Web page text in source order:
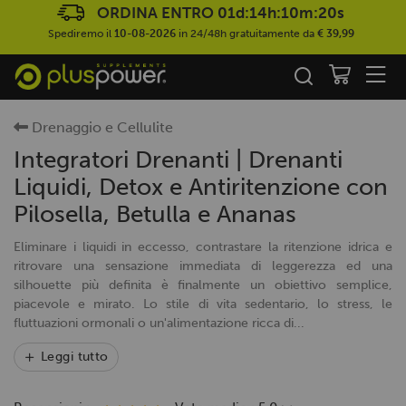
ORDINA ENTRO 01d:14h:10m:18s
Spediremo il 10-08-2026in 24/48h gratuitamente da € 39,99
Drenaggio e Cellulite
Integratori Drenanti | Drenanti
Liquidi, Detox e Antiritenzione con
Pilosella, Betulla e Ananas
Eliminare i liquidi in eccesso, contrastare la ritenzione idrica e
ritrovare una sensazione immediata di leggerezza ed una
silhouette più definita è finalmente un obiettivo semplice,
piacevole e mirato. Lo stile di vita sedentario, lo stress, le
fluttuazioni ormonali o un'alimentazione ricca di...
Leggi tutto